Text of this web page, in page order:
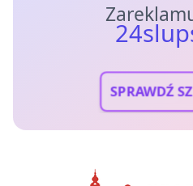
SPRAWDŹ